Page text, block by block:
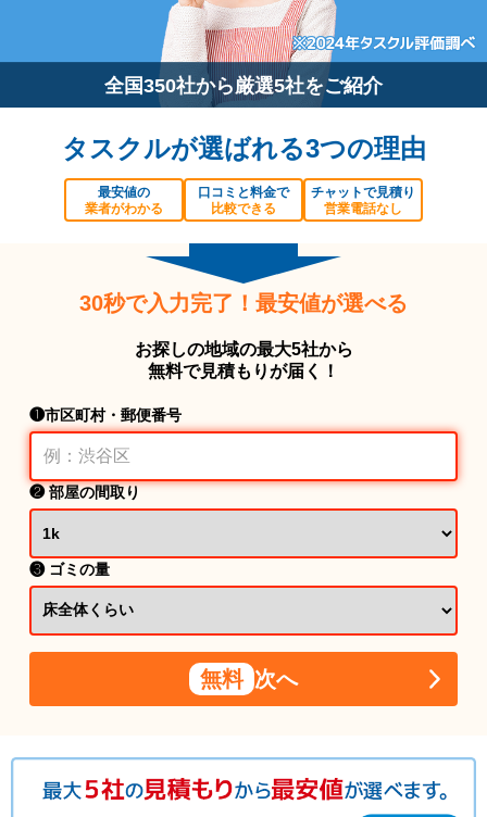
全国350社から厳選5社をご紹介
タスクルが選ばれる3つの理由
最安値の
業者がわかる
口コミと料金で
比較できる
チャットで見積り
営業電話なし
30秒で入力完了！最安値が選べる
お探しの地域の最大5社から
無料で見積もりが届く！
❶市区町村・郵便番号
❷ 部屋の間取り
❸ ゴミの量
無料 次へ